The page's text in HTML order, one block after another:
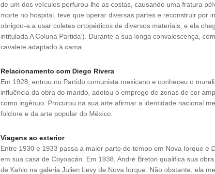
de um dos veículos perfurou-lhe as costas, causando uma fratura
morte no hospital, teve que operar diversas partes e reconstruir por
obrigou-a a usar coletes ortopédicos de diversos materiais, e ela
intitulada A Coluna Partida’). Durante a sua longa convalescença,
cavalete adaptado à cama.
Relacionamento com Diego Rivera
Em 1928, entrou no Partido comunista mexicano e conheceu o
influência da obra do marido, adotou o emprego de zonas de cor
como ingênuo. Procurou na sua arte afirmar a identidade nacional
folclore e da arte popular do México.
Viagens ao exterior
Entre 1930 e 1933 passa a maior parte do tempo em Nova Iorque e
em sua casa de Coyoacán. Em 1938, André Breton qualifica sua
de Kahlo na galeria Julien Levy de Nova Iorque. Não obstante, ela